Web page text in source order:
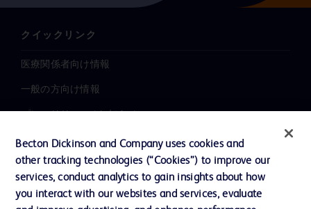
クイックリンク
医療関係者向け情報
一般の方向け情報
プレスリリース / お知らせ
インクルージョン、ダイバー
シティ ＆ エクイティ
投資家向け情報（英語）
会社案内
Becton Dickinson and Company uses cookies and
other tracking technologies (“Cookies”) to improve our
services, conduct analytics to gain insights about how
you interact with our websites and services, evaluate